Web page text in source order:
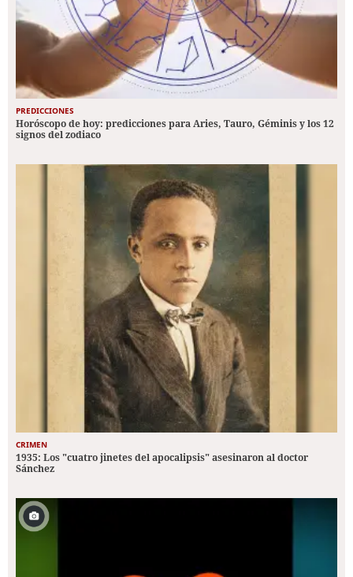
PREDICCIONES
Horóscopo de hoy: predicciones para Aries, Tauro, Géminis y los 12
signos del zodiaco
CRIMEN
1935: Los "cuatro jinetes del apocalipsis" asesinaron al doctor
Sánchez